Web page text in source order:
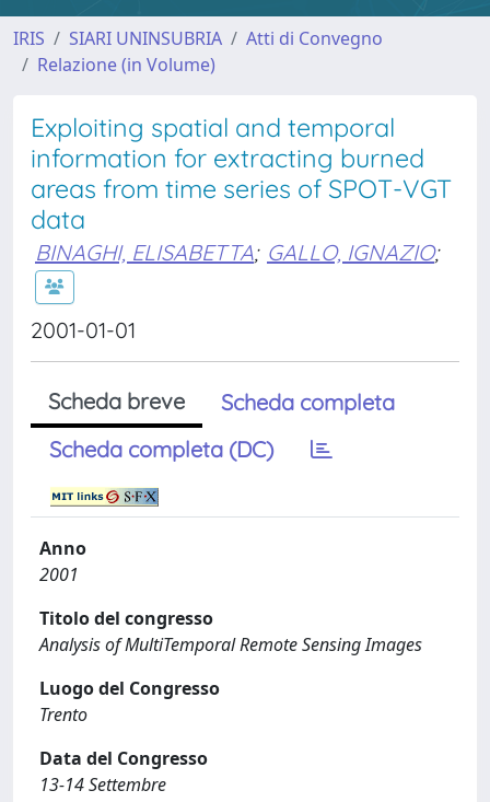
IRIS SIARI UNINSUBRIA
Atti di Convegno
Relazione (in Volume)
Exploiting spatial and temporal
information for extracting burned
areas from time series of SPOT-VGT
data
BINAGHI, ELISABETTA; GALLO, IGNAZIO;
2001-01-01
Scheda breve
Scheda completa
Scheda completa (DC)
Anno
2001
Titolo del congresso
Analysis of MultiTemporal Remote Sensing Images
Luogo del Congresso
Trento
Data del Congresso
13-14 Settembre